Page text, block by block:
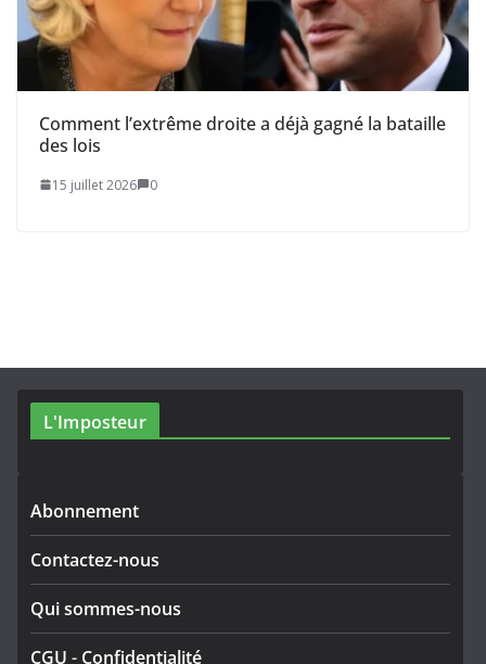
Comment l’extrême droite a déjà gagné la bataille
des lois
15 juillet 2026 0
L'Imposteur
Abonnement
Contactez-nous
Qui sommes-nous
CGU - Confidentialité